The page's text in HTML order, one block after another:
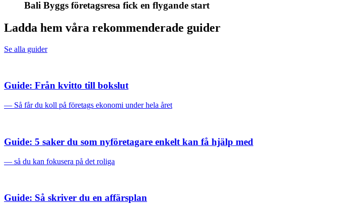
Bali Byggs företagsresa fick en flygande start
Ladda hem våra rekommenderade guider
Se alla guider
Guide: Från kvitto till bokslut
— Så får du koll på företags ekonomi under hela året
Guide: 5 saker du som nyföretagare enkelt kan få hjälp med
— så du kan fokusera på det roliga
Guide: Så skriver du en affärsplan